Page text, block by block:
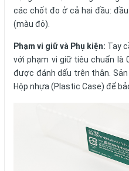
các chốt đo ở cả hai đầu: đầu
(màu đỏ).
Phạm vi giữ và Phụ kiện: Tay
với phạm vi giữ tiêu chuẩn là
được đánh dấu trên thân.
Hộp nhựa (Plastic Case) để